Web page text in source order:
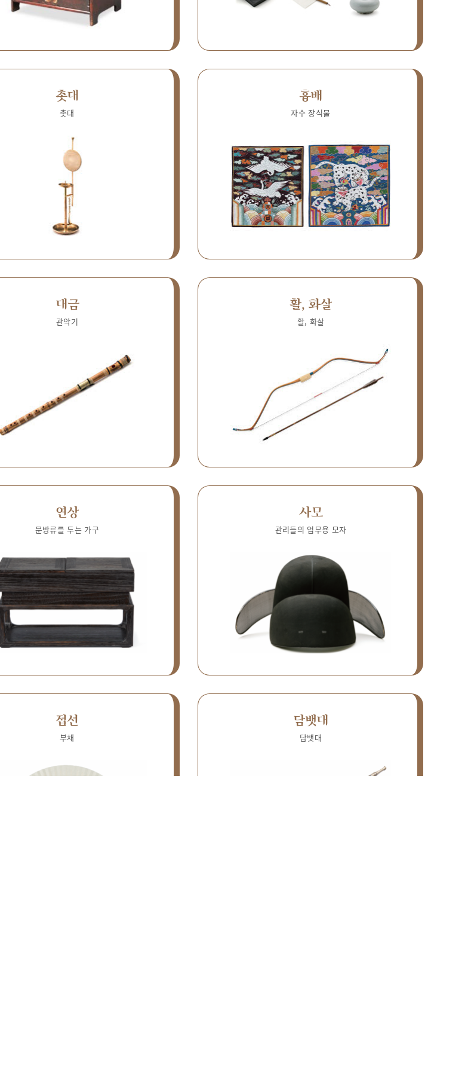
촛대
촛대
흉배
자수 장식물
대금
관악기
활, 화살
활, 화살
연상
문방류를 두는 가구
사모
관리들의 업무용 모자
접선
부채
담뱃대
담뱃대